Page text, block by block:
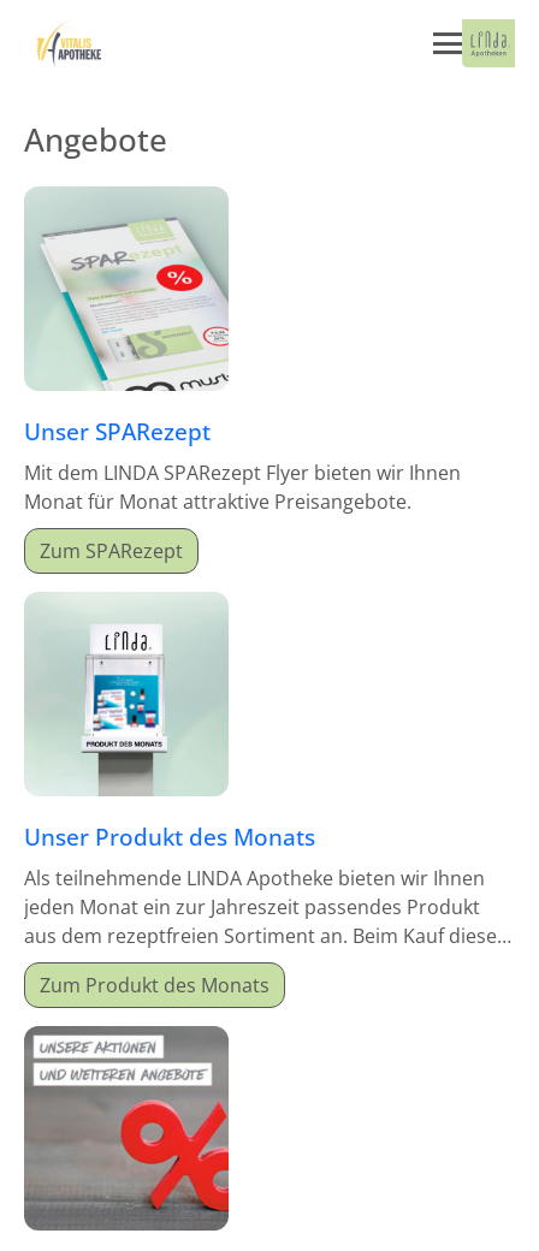
Angebote
Unser SPARezept
Mit dem LINDA SPARezept Flyer bieten wir Ihnen
Monat für Monat attraktive Preisangebote.
Zum SPARezept
Unser Produkt des Monats
Als teilnehmende LINDA Apotheke bieten wir Ihnen
jeden Monat ein zur Jahreszeit passendes Produkt
aus dem rezeptfreien Sortiment an. Beim Kauf dieses
Monatsproduktes erhalten Sie einen Mitgabeartikel
gratis dazu.
Zum Produkt des Monats